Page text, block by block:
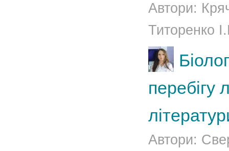
Автори:
Титоренко
перебігу
Автори: